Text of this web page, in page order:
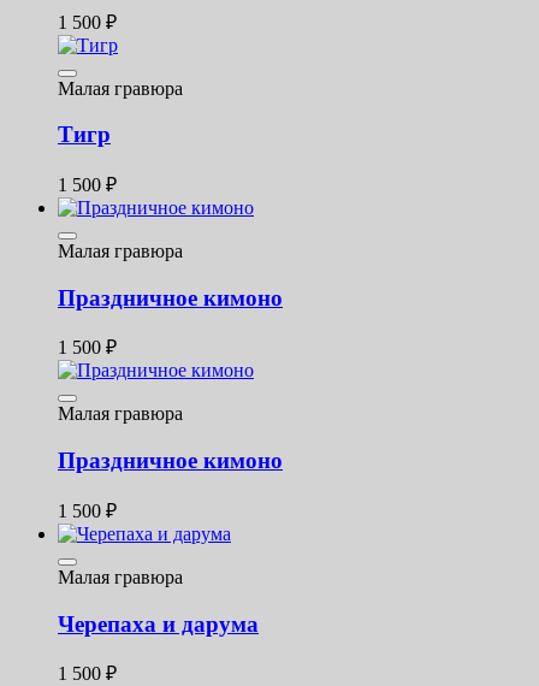
1 500 ₽
Малая гравюра
Тигр
1 500 ₽
Малая гравюра
Праздничное кимоно
1 500 ₽
Малая гравюра
Праздничное кимоно
1 500 ₽
Малая гравюра
Черепаха и дарума
1 500 ₽